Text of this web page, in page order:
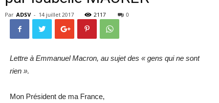
Par ADSV - 14 juillet 2017 2117 0
Lettre à Emmanuel Macron, au sujet des « gens qui ne sont
rien ».
Mon Président de ma France,